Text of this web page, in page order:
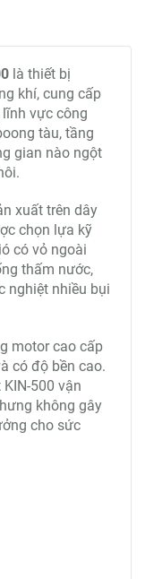
là thiết bị
khí, cung cấp
vực công
tàu, tầng
gian nào ngột
xuất trên dây
chọn lựa kỹ
có vỏ ngoài
thấm nước,
nghiệt nhiều bụi
motor cao cấp
có độ bền cao.
500 vận
không gây
cho sức